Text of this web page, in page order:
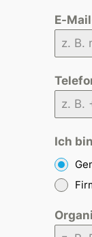
E-
Ich bin